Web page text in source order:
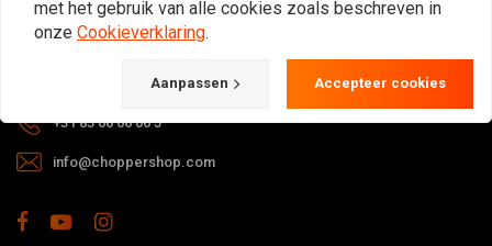
Gotenburgweg 46a, 9723 TM Groningen (The Netherlands)
+31 85 06 06 06 5
info@choppershop.com
met het gebruik van alle cookies zoals beschreven in
onze Cookieverklaring.
Aanpassen Accepteer cookies